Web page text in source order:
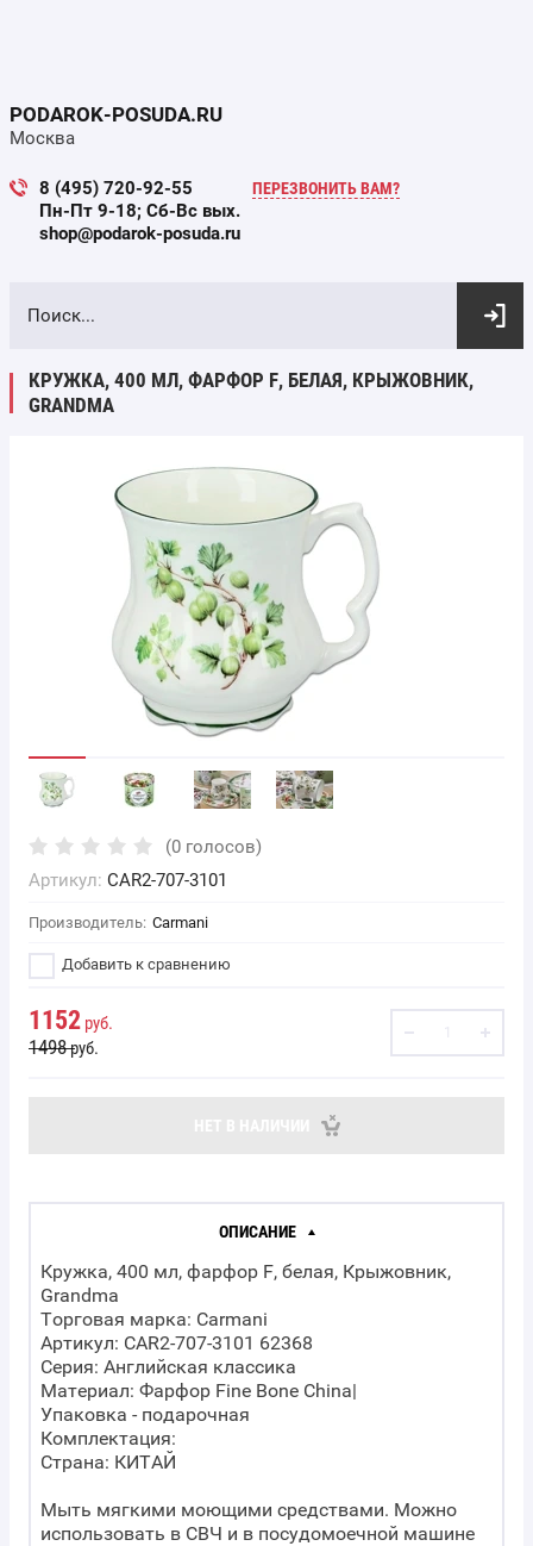
PODAROK-POSUDA.RU
Москва
8 (495) 720-92-55
Пн-Пт 9-18; Сб-Вс вых.
shop@podarok-posuda.ru
ПЕРЕЗВОНИТЬ ВАМ?
ВЫБОР ПО ПАРАМЕТРАМ
КРУЖКА, 400 МЛ, ФАРФОР F, БЕЛАЯ, КРЫЖОВНИК,
GRANDMA
(0 голосов)
Артикул: CAR2-707-3101
Производитель: Carmani
Добавить к сравнению
1152 руб.
1498руб.
ОПИСАНИЕ
Кружка, 400 мл, фарфор F, белая, Крыжовник,
Grandma
Торговая марка: Carmani
Артикул: CAR2-707-3101 62368
Серия: Английская классика
Материал: Фарфор Fine Bone China|
Упаковка - подарочная
Комплектация:
Страна: КИТАЙ
Мыть мягкими моющими средствами. Можно
использовать в СВЧ и в посудомоечной машине